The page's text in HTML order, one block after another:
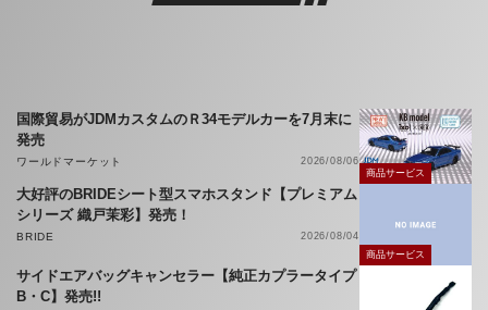
国際貿易がJDMカスタムのＲ34モデルカーを7月末に
発売
ワールドマーケット
2026/08/06
商品サービス
大好評のBRIDEシート型スマホスタンド【プレミアム
シリーズ 織戸茉彩】発売！
BRIDE
2026/08/04
商品サービス
サイドエアバッグキャンセラー【純正カプラータイプ
B・C】発売!!